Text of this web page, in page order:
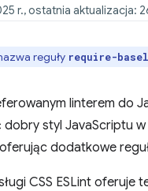
r., ostatnia aktualizacja:
reguły require-
linterem do
styl JavaScriptu
dodatkowe
CSS ESLint oferuje